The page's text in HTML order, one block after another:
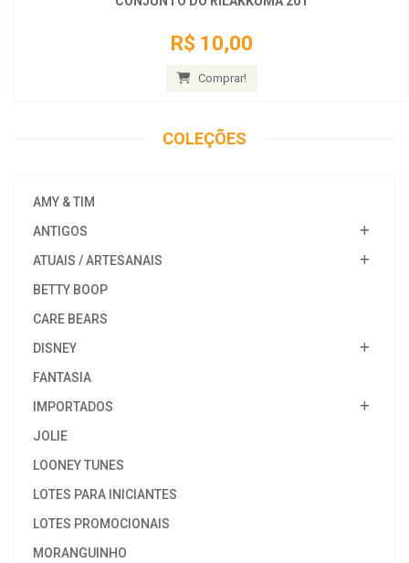
R$ 10,00
Comprar!
COLEÇÕES
AMY & TIM
ANTIGOS
ATUAIS / ARTESANAIS
BETTY BOOP
CARE BEARS
DISNEY
FANTASIA
IMPORTADOS
JOLIE
LOONEY TUNES
LOTES PARA INICIANTES
LOTES PROMOCIONAIS
MORANGUINHO